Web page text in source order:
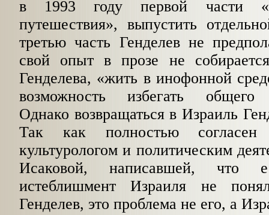
в 1993 году первой части
путешествия», выпустить
третью часть Генделев не
свой опыт в прозе не
Генделева, «жить в инофонной
возможность избегать общего
Однако возвращаться в Израиль
Так как полностью согласен
культурологом и политическим
Исаковой, написавшей, что
истеблишмент Израиля не
Генделев, это проблема не его, а